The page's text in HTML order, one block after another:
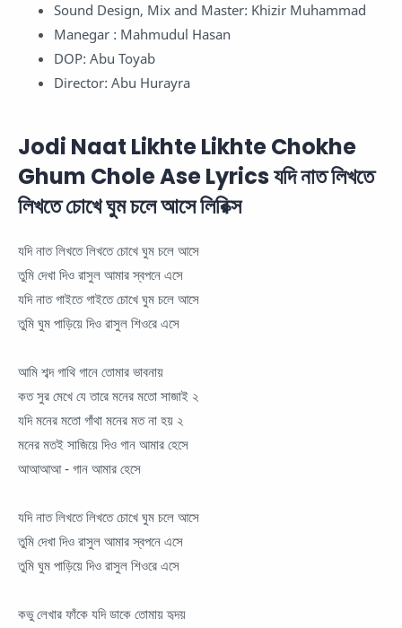
Sound Design, Mix and Master: Khizir Muhammad
Manegar : Mahmudul Hasan
DOP: Abu Toyab
Director: Abu Hurayra
Jodi Naat Likhte Likhte Chokhe
Ghum Chole Ase Lyrics যদি নাত লিখতে
লিখতে চোখে ঘুম চলে আসে লিরিক্স
যদি নাত লিখতে লিখতে চোখে ঘুম চলে আসে
তুমি দেখা দিও রাসুল আমার স্বপনে এসে
যদি নাত গাইতে গাইতে চোখে ঘুম চলে আসে
তুমি ঘুম পাড়িয়ে দিও রাসুল শিওরে এসে
আমি শব্দ গাথি গানে তোমার ভাবনায়
কত সুর মেখে যে তারে মনের মতো সাজাই ২
যদি মনের মতো গাঁথা মনের মত না হয় ২
মনের মতই সাজিয়ে দিও গান আমার হেসে
আআআআ - গান আমার হেসে
যদি নাত লিখতে লিখতে চোখে ঘুম চলে আসে
তুমি দেখা দিও রাসুল আমার স্বপনে এসে
তুমি ঘুম পাড়িয়ে দিও রাসুল শিওরে এসে
কভু লেখার ফাঁকে যদি ডাকে তোমায় হৃদয়